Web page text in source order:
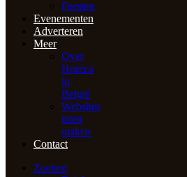
Feesten
Evenementen
Adverteren
Meer
Over
Horeca
in
België
Websites
laten
maken
Contact
Zoeken